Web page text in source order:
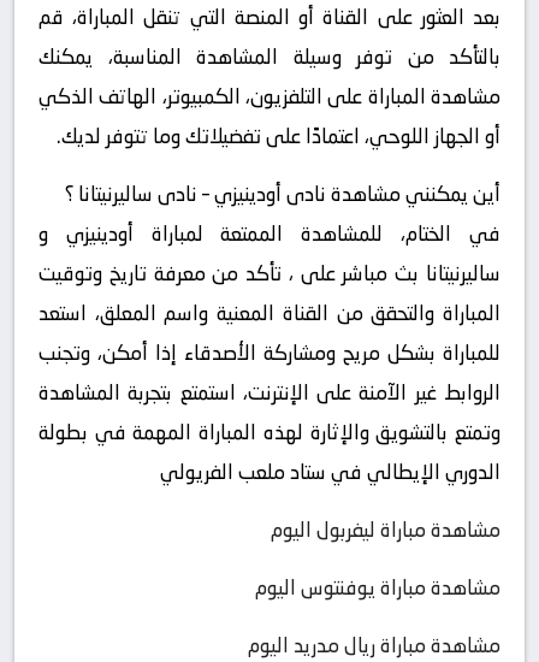
بعد العثور على القناة أو المنصة التي تنقل المباراة، قم
بالتأكد من توفر وسيلة المشاهدة المناسبة، يمكنك
مشاهدة المباراة على التلفزيون، الكمبيوتر، الهاتف الذكي
أو الجهاز اللوحي، اعتمادًا على تفضيلاتك وما تتوفر لديك.
أين يمكنني مشاهدة ‎نادى أودينيزي – نادى ساليرنيتانا ؟
في الختام، للمشاهدة الممتعة لمباراة أودينيزي و
ساليرنيتانا بث مباشر على ، تأكد من معرفة تاريخ وتوقيت
المباراة والتحقق من القناة المعنية واسم المعلق، استعد
للمباراة بشكل مريح ومشاركة الأصدقاء إذا أمكن، وتجنب
الروابط غير الآمنة على الإنترنت، استمتع بتجربة المشاهدة
وتمتع بالتشويق والإثارة لهذه المباراة المهمة في بطولة
الدوري الإيطالي في ستاد ملعب الفريولي
مشاهدة مباراة ليفربول اليوم
مشاهدة مباراة يوفنتوس اليوم
مشاهدة مباراة ريال مدريد اليوم